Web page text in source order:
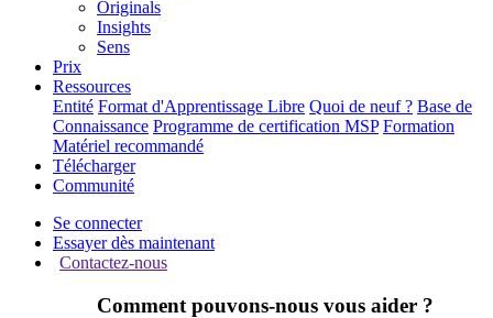
Originals
Insights
Sens
Prix
Ressources
Entité Format d'Apprentissage Libre Quoi de neuf ? Base de
Connaissance Programme de certification MSP Formation
Matériel recommandé
Télécharger
Communité
Se connecter
Essayer dès maintenant
Contactez-nous
Comment pouvons-nous vous aider ?